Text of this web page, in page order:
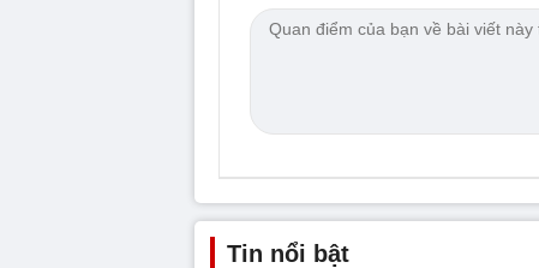
Tin nổi bật